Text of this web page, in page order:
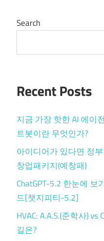
Search
Recent Posts
지금 가장 핫한 AI 에이
트봇이란 무엇인가?
아이디어가 있다면 정
창업패키지(예창패)
ChatGPT-5.2 한눈에 보
드[챗지피티-5.2]
HVAC: A.A.S.(준학사)
길은?